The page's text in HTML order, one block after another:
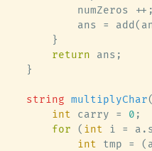
            numZeros ++;
ans =
        }
return ans;
    }
string multiplyChar(
int carry = 0 ;
for ( int i =
int tmp =